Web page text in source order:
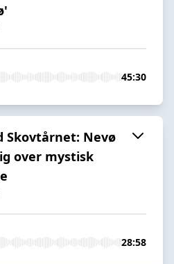
45:30
Skovtårnet: Nevø
over mystisk
28:58